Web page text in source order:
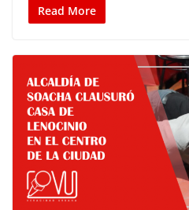
Read More